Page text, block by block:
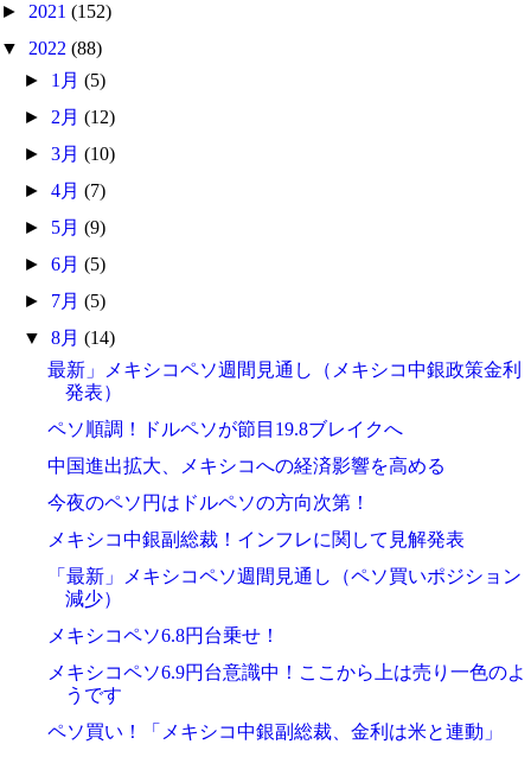
► 2021 (152)
▼ 2022 (88)
► 1月(5)
► 2月(12)
►3月(10)
►4月(7)
► 5月(9)
►6月(5)
► 7月(5)
▼8月(14)
最新」メキシコペソ週間見通し（メキシコ中銀政策金利
発表）
ペソ順調！ドルペソが節目19.8ブレイクへ
中国進出拡大、メキシコへの経済影響を高める
今夜のペソ円はドルペソの方向次第！
メキシコ中銀副総裁！インフレに関して見解発表
「最新」メキシコペソ週間見通し（ペソ買いポジション
減少）
メキシコペソ6.8円台乗せ！
メキシコペソ6.9円台意識中！ここから上は売り一色のよ
うです
ペソ買い！「メキシコ中銀副総裁、金利は米と連動」